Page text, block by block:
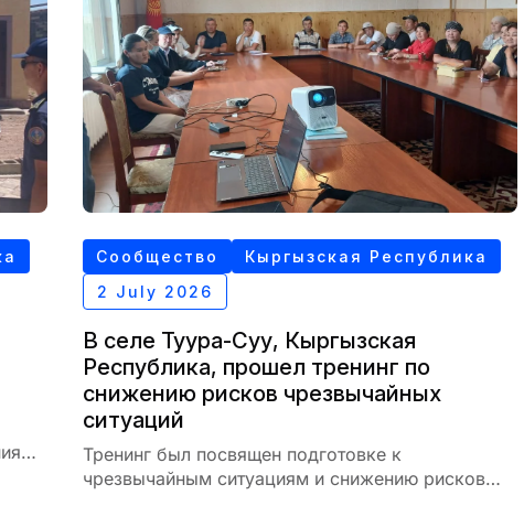
Сообщество
Кыргызская Республика
2 July 2026
В селе Туура-Суу, Кыргызская
Республика, прошел тренинг по
снижению рисков чрезвычайных
ситуаций
Тренинг был посвящен подготовке к
чрезвычайным ситуациям и снижению рисков